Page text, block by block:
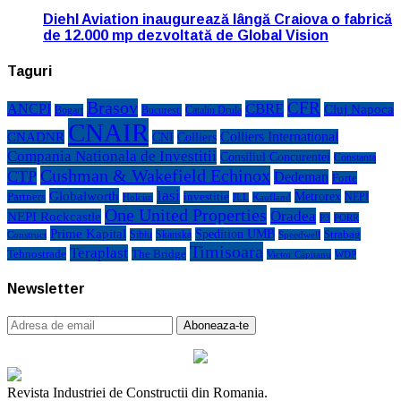
Diehl Aviation inaugurează lângă Craiova o fabrică
de 12.000 mp dezvoltată de Global Vision
Taguri
ANCPI Bogart Brasov Bucuresti Catalin Drula CBRE CFR Cluj Napoca
CNADNR CNAIR CNI Colliers Colliers International
Compania Nationala de Investitii Consiliul Concurentei Constanta
CTP Cushman & Wakefield Echinox Dedeman Forte
Partners Globalworth Holcim Iasi investitie JLL Kaufland Metrorex NEPI
NEPI Rockcastle One United Properties Oradea P3 PORR
Construct Prime Kapital Sibiu Skanska Spedition UMB Speedwell Strabag
Tehnostrade Teraplast The Bridge Timisoara Victor Căpitanu WDP
Newsletter
Revista Industriei de Constructii din Romania.